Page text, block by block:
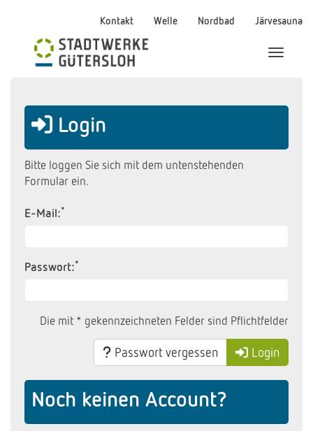
Kontakt Welle Nordbad Järvesauna
Menü
Login
Bitte loggen Sie sich mit dem untenstehenden
Formular ein.
E-Mail:*
Passwort:*
Die mit * gekennzeichneten Felder sind Pflichtfelder
Passwort vergessen Login
Noch keinen Account?